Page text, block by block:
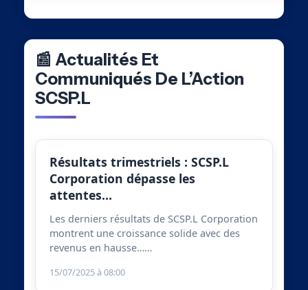
📰 Actualités Et
Communiqués De L’Action
SCSP.L
Résultats trimestriels : SCSP.L
Corporation dépasse les
attentes…
Les derniers résultats de SCSP.L Corporation
montrent une croissance solide avec des
revenus en hausse……
15/07/2025 à 08:00